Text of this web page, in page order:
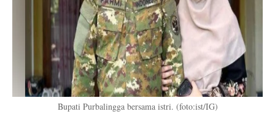
Bupati Purbalingga bersama istri. (foto:ist/IG)